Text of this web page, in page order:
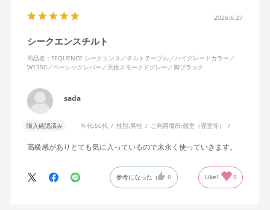
2026.6.27
シークエンスチルト
商品名：SEQUENCE シークエンス／チルトテーブル／ハイグレードカラー／
W1350／ベーシックレバー／天板スモークドグレー／脚ブラック
sada
購入確認済み 年代:50代 性別:男性 ご利用場所:個室（寝室等）
高級感がありとても気に入っているので末永く使っていきます。
参考になった 0 Like! 0